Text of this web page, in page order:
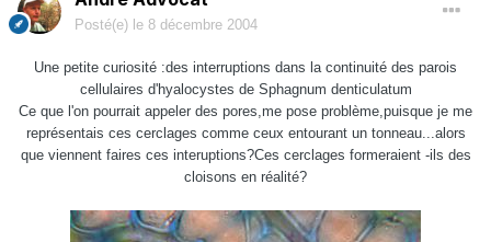
Posté(e) le 8 décembre 2004
Une petite curiosité :des interruptions dans la continuité des parois
cellulaires d'hyalocystes de Sphagnum denticulatum
Ce que l'on pourrait appeler des pores,me pose problème,puisque je me
représentais ces cerclages comme ceux entourant un tonneau...alors
que viennent faires ces interuptions?Ces cerclages formeraient -ils des
cloisons en réalité?